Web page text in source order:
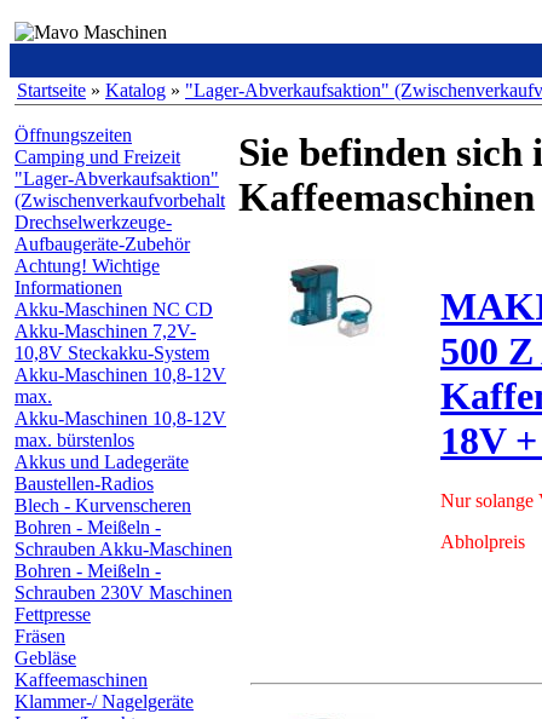
Startseite » Katalog » "Lager-Abverkaufsaktion"
Öffnungszeiten
Camping und Freizeit
"Lager-Abverkaufsaktion"
(Zwischenverkaufvorbehalt
Drechselwerkzeuge-
Aufbaugeräte-Zubehör
Achtung! Wichtige
Informationen
Akku-Maschinen NC CD
Akku-Maschinen 7,2V-
10,8V Steckakku-System
Akku-Maschinen 10,8-12V
max.
Akku-Maschinen 10,8-12V
max. bürstenlos
Akkus und Ladegeräte
Baustellen-Radios
Blech - Kurvenscheren
Bohren - Meißeln -
Schrauben Akku-Maschinen
Bohren - Meißeln -
Schrauben 230V Maschinen
Fettpresse
Fräsen
Gebläse
Kaffeemaschinen
Klammer-/ Nagelgeräte
Sie befinden
Kaffeemaschinen
500
18V
Nur solange
Abholpreis